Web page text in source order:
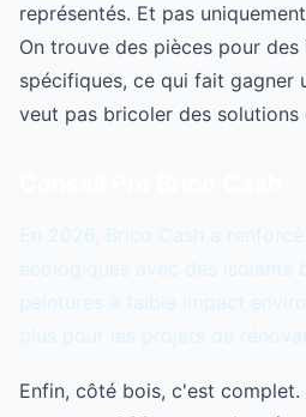
représentés. Et pas
On trouve des pièces pour
spécifiques, ce qui fait gagner
veut pas bricoler des solutions
En 2026, Brico Cash a
écologiques avec des isolants
peintures à faible impact
plus pour les projets de
Enfin, côté bois, c'est complet.